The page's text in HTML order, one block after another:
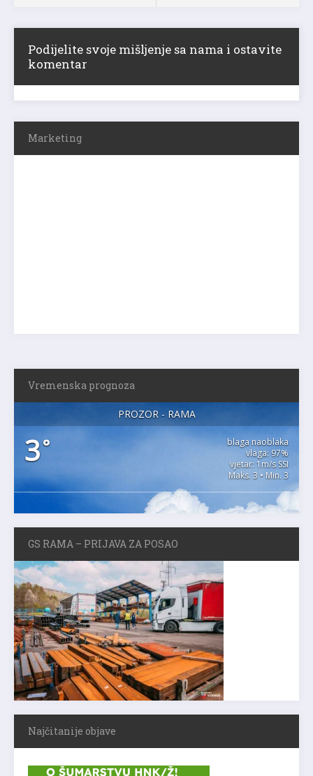
Podijelite svoje mišljenje sa nama i ostavite
komentar
Marketing
Vremenska prognoza
PROZOR - RAMA
3°
blaga naoblaka
vlaga: 97%
vjetar: 1m/s SSI
Maks. 3 • Min. 3
GS RAMA – PRIJAVA ZA POSAO
Najčitanije objave